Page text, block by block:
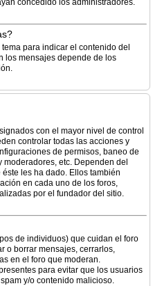
concedido los administradores.
para indicar el contenido del
los mensajes depende de los
con el mayor nivel de control
controlar todas las acciones y
de permisos, baneo de
etc. Dependen del
les ha dado. Ellos también
en cada uno de los foros,
por el fundador del sitio.
de individuos) que cuidan el foro
o borrar mensajes, cerrarlos,
en el foro que moderan.
para evitar que los usuarios
y/o contenido malicioso.